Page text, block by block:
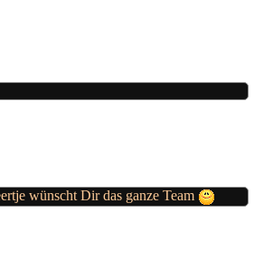
wünscht Dir das ganze Team